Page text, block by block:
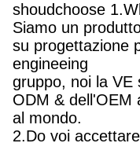
shoudchoose
Siamo un
su progettazione
engineeing
gruppo, noi la VE
ODM & dell'OEM
al mondo.
2.Do voi